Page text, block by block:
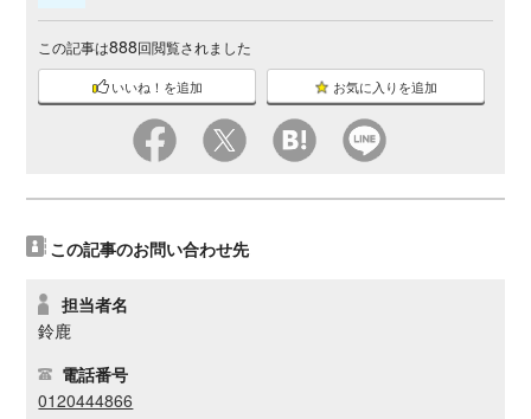
この記事は888回閲覧されました
いいね！を追加 お気に入りを追加
この記事のお問い合わせ先
担当者名
鈴鹿
電話番号
0120444866